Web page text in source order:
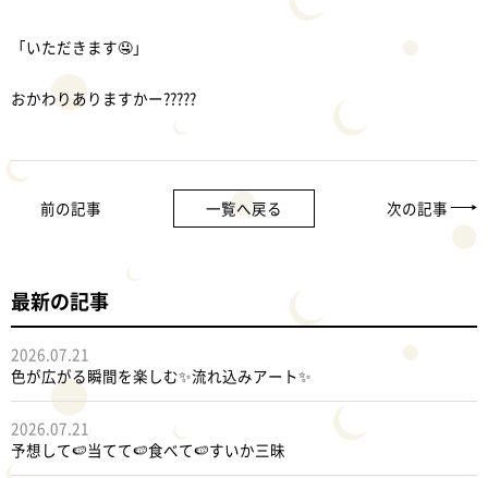
「いただきます🤤」
おかわりありますかー?????
前の記事 一覧へ戻る 次の記事
最新の記事
2026.07.21
色が広がる瞬間を楽しむ✨流れ込みアート✨
2026.07.21
予想して🍉当てて🍉食べて🍉すいか三昧